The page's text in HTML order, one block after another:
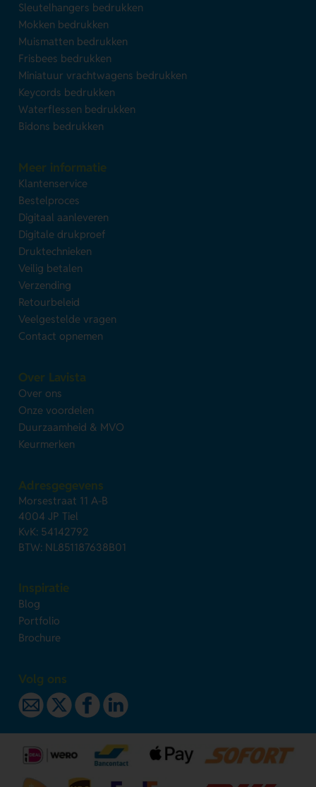
Sleutelhangers bedrukken
Mokken bedrukken
Muismatten bedrukken
Frisbees bedrukken
Miniatuur vrachtwagens bedrukken
Keycords bedrukken
Waterflessen bedrukken
Bidons bedrukken
Meer informatie
Klantenservice
Bestelproces
Digitaal aanleveren
Digitale drukproef
Druktechnieken
Veilig betalen
Verzending
Retourbeleid
Veelgestelde vragen
Contact opnemen
Over Lavista
Over ons
Onze voordelen
Duurzaamheid & MVO
Keurmerken
Adresgegevens
Morsestraat 11 A-B
4004 JP Tiel
KvK: 54142792
BTW: NL851187638B01
Inspiratie
Blog
Portfolio
Brochure
Volg ons